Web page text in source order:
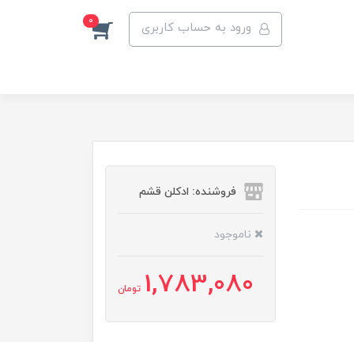
ورود به حساب کاربری 0
فروشنده: ادکلن قشم
ناموجود
1,783,080 تومان